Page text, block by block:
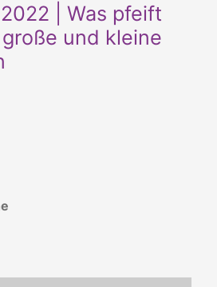
| Was pfeift
und kleine